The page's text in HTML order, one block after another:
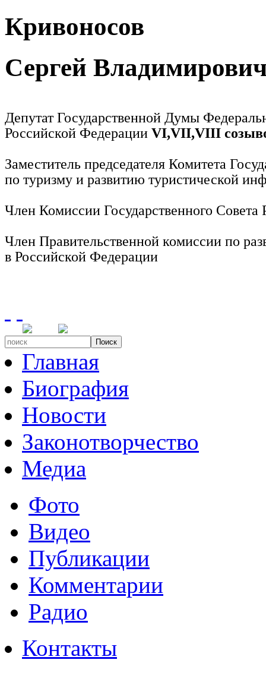
Кривоносов
Сергей
Депутат Государственной Думы
Российской Федерации VI,VII,VIII
Заместитель председателя Комитета
по туризму и развитию туристической
Член Комиссии Государственного
Член Правительственной комиссии по
в Российской Федерации
Поиск
Главная
Биография
Новости
Законотворчество
Медиа
Фото
Видео
Публикации
Комментарии
Радио
Контакты